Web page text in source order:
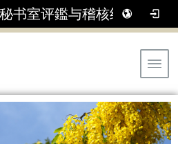
书室评鑑与稽核组